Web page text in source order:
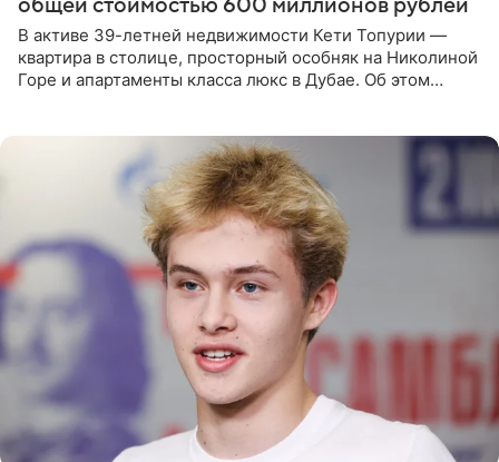
общей стоимостью 600 миллионов рублей
В активе 39-летней недвижимости Кети Топурии —
квартира в столице, просторный особняк на Николиной
Горе и апартаменты класса люкс в Дубае. Об этом